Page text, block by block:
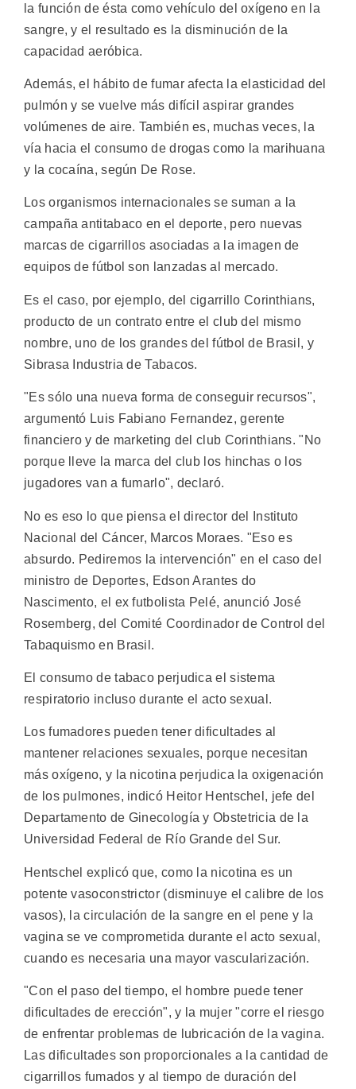
la función de ésta como vehículo del oxígeno en la
sangre, y el resultado es la disminución de la
capacidad aeróbica.
Además, el hábito de fumar afecta la elasticidad del
pulmón y se vuelve más difícil aspirar grandes
volúmenes de aire. También es, muchas veces, la
vía hacia el consumo de drogas como la marihuana
y la cocaína, según De Rose.
Los organismos internacionales se suman a la
campaña antitabaco en el deporte, pero nuevas
marcas de cigarrillos asociadas a la imagen de
equipos de fútbol son lanzadas al mercado.
Es el caso, por ejemplo, del cigarrillo Corinthians,
producto de un contrato entre el club del mismo
nombre, uno de los grandes del fútbol de Brasil, y
Sibrasa Industria de Tabacos.
"Es sólo una nueva forma de conseguir recursos",
argumentó Luis Fabiano Fernandez, gerente
financiero y de marketing del club Corinthians. "No
porque lleve la marca del club los hinchas o los
jugadores van a fumarlo", declaró.
No es eso lo que piensa el director del Instituto
Nacional del Cáncer, Marcos Moraes. "Eso es
absurdo. Pediremos la intervención" en el caso del
ministro de Deportes, Edson Arantes do
Nascimento, el ex futbolista Pelé, anunció José
Rosemberg, del Comité Coordinador de Control del
Tabaquismo en Brasil.
El consumo de tabaco perjudica el sistema
respiratorio incluso durante el acto sexual.
Los fumadores pueden tener dificultades al
mantener relaciones sexuales, porque necesitan
más oxígeno, y la nicotina perjudica la oxigenación
de los pulmones, indicó Heitor Hentschel, jefe del
Departamento de Ginecología y Obstetricia de la
Universidad Federal de Río Grande del Sur.
Hentschel explicó que, como la nicotina es un
potente vasoconstrictor (disminuye el calibre de los
vasos), la circulación de la sangre en el pene y la
vagina se ve comprometida durante el acto sexual,
cuando es necesaria una mayor vascularización.
"Con el paso del tiempo, el hombre puede tener
dificultades de erección", y la mujer "corre el riesgo
de enfrentar problemas de lubricación de la vagina.
Las dificultades son proporcionales a la cantidad de
cigarrillos fumados y al tiempo de duración del